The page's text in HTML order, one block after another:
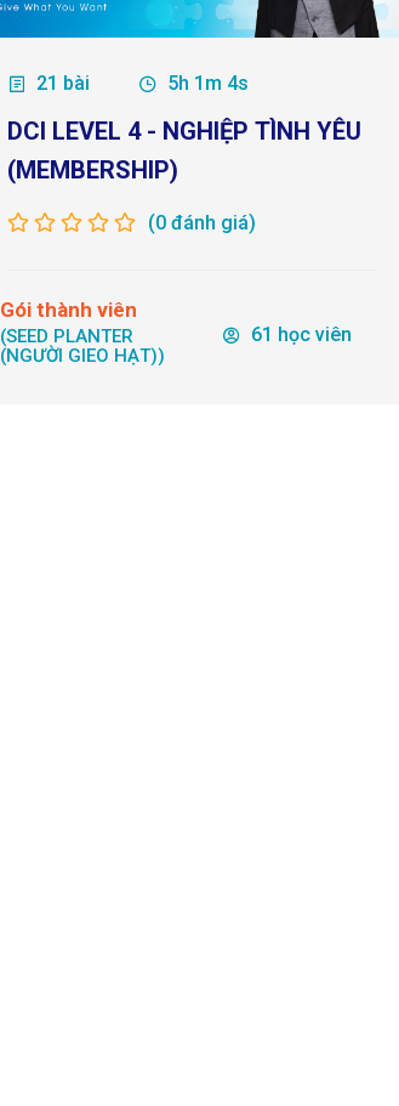
21 bài 5h 1m 4s
DCI LEVEL 4 - NGHIỆP TÌNH YÊU
(MEMBERSHIP)
(0 đánh giá)
Gói thành viên
(SEED PLANTER
(NGƯỜI GIEO HẠT))
61 học viên